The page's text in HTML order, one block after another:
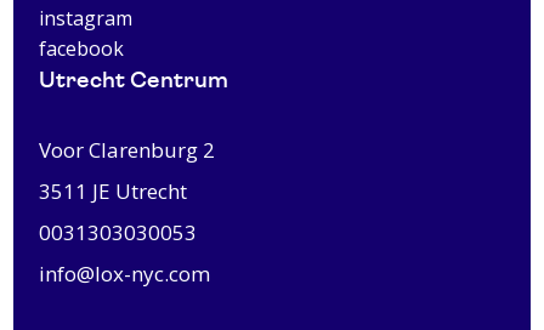
instagram
facebook
Utrecht Centrum
Voor Clarenburg 2
3511 JE Utrecht
0031303030053
info@lox-nyc.com